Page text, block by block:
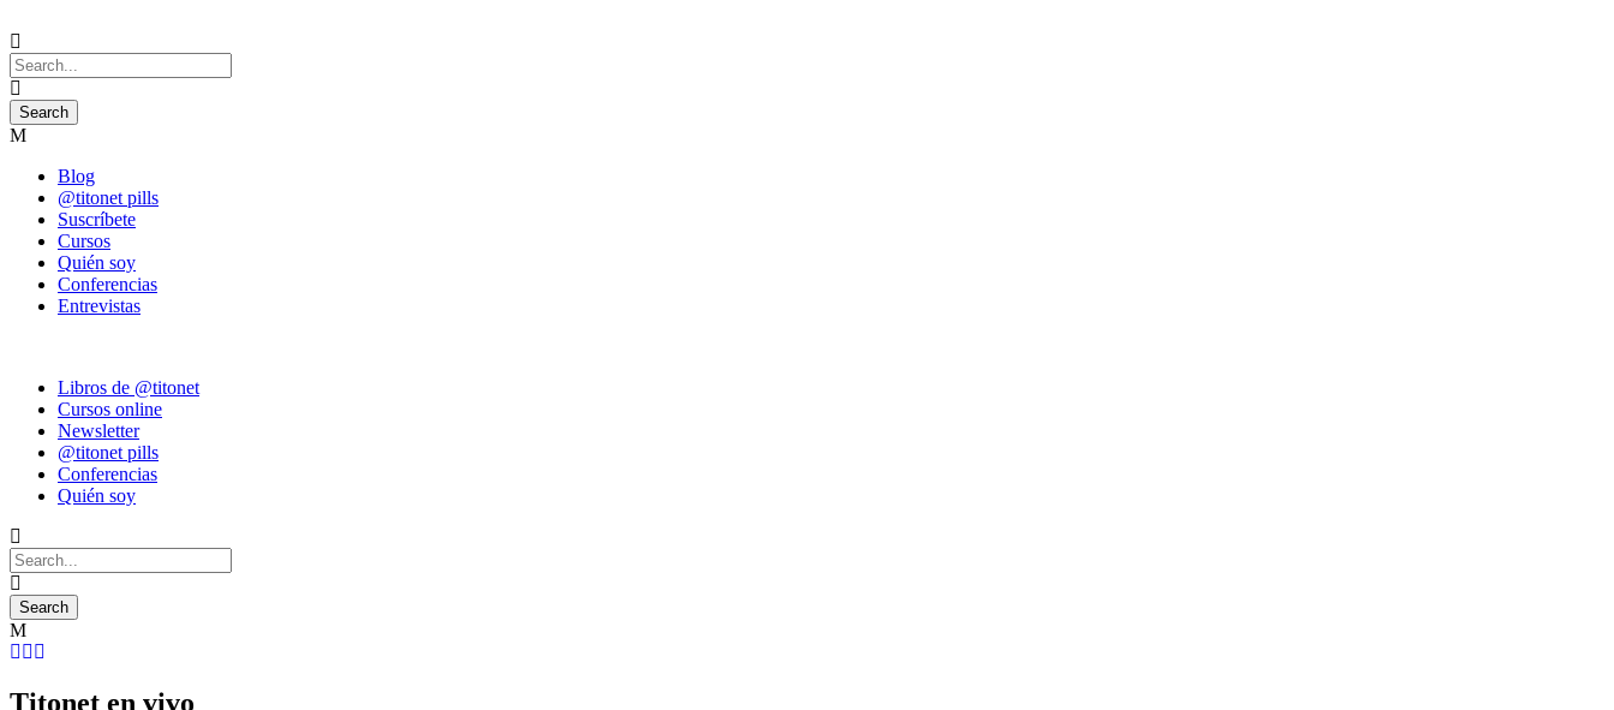
Blog
@titonet pills
Suscríbete
Cursos
Quién soy
Conferencias
Entrevistas
Libros de @titonet
Cursos online
Newsletter
@titonet pills
Conferencias
Quién soy
Titonet en vivo